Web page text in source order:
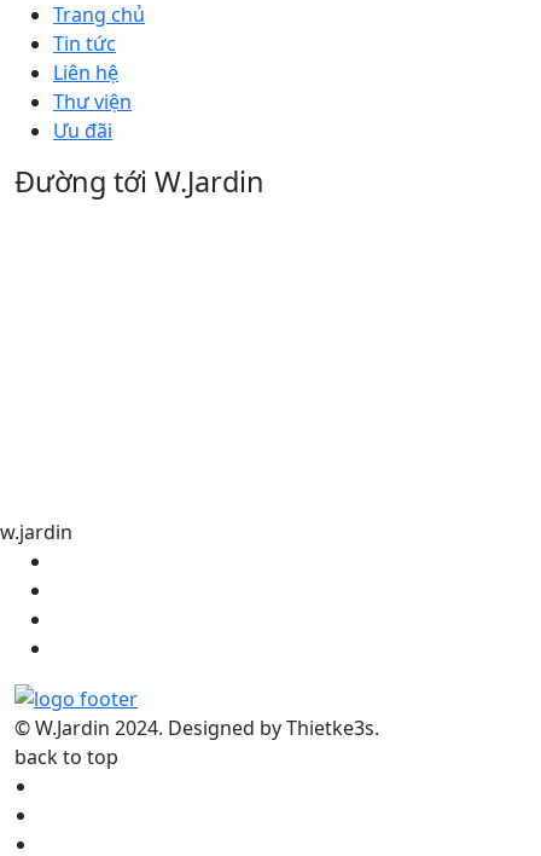
Trang chủ
Tin tức
Liên hệ
Thư viện
Ưu đãi
Đường tới W.Jardin
w.jardin
© W.Jardin 2024. Designed by Thietke3s.
back to top